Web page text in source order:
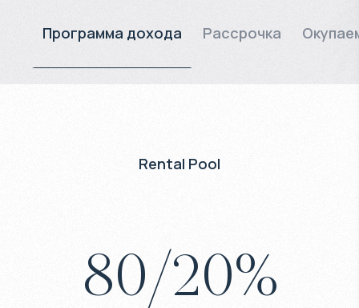
Программа дохода Рассрочка
Rental Pool
80/20%